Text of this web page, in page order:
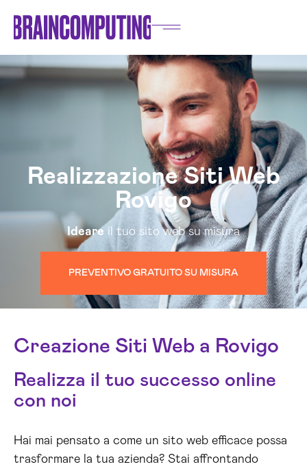
Realizzazione Siti Web
Rovigo
Ideare il tuo sito web su misura
PREVENTIVO GRATUITO SU MISURA
Creazione Siti Web a Rovigo
Realizza il tuo successo online
con noi
Hai mai pensato a come un sito web efficace possa
trasformare la tua azienda? Stai affrontando